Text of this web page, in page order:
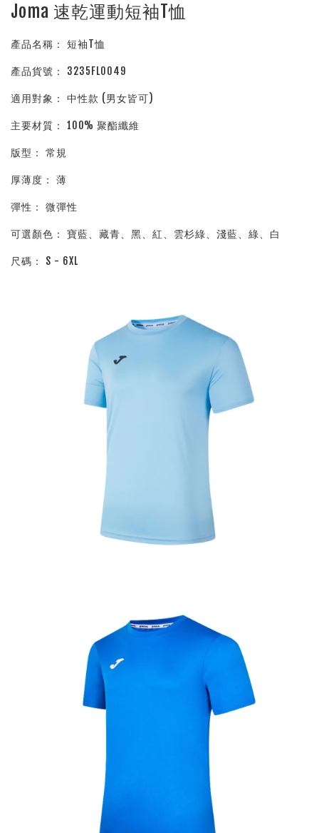
Joma 速乾運動短袖T恤
產品名稱： 短袖T恤
產品貨號： 3235FL0049
適用對象： 中性款 (男女皆可)
主要材質： 100% 聚酯纖維
版型： 常規
厚薄度： 薄
彈性： 微彈性
可選顏色： 寶藍、藏青、黑、紅、雲杉綠、淺藍、綠、白
尺碼： S - 6XL